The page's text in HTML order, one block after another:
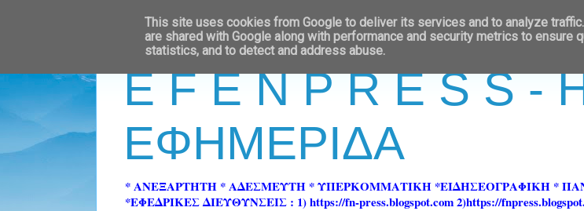
E F E N P R E S S
ΕΦΗΜΕΡΙΔΑ
* ΑΝΕΞΑΡΤΗΤΗ * ΑΔΕΣΜΕΥΤΗ * ΥΠΕΡΚΟΜΜΑΤΙΚΗ *ΕΙΔΗΣΕΟΓΡΑΦΙΚΗ *
*ΕΦΕΔΡΙΚΕΣ ΔΙΕΥΘΥΝΣΕΙΣ : 1) https://fn-press.blogspot.com 2)https://
This site uses cookies from Google to deliver its services and to analyze
are shared with Google along with performance and security metrics to ensure
statistics, and to detect and address abuse.